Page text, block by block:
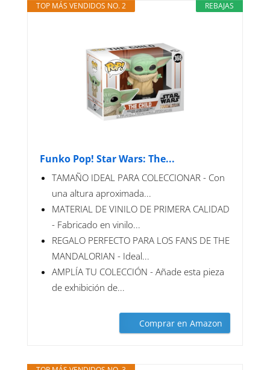
REBAJAS
TOP MÁS VENDIDOS NO. 2
Funko Pop! Star Wars: The...
TAMAÑO IDEAL PARA COLECCIONAR - Con
una altura aproximada...
MATERIAL DE VINILO DE PRIMERA CALIDAD
- Fabricado en vinilo...
REGALO PERFECTO PARA LOS FANS DE THE
MANDALORIAN - Ideal...
AMPLÍA TU COLECCIÓN - Añade esta pieza
de exhibición de...
Comprar en Amazon